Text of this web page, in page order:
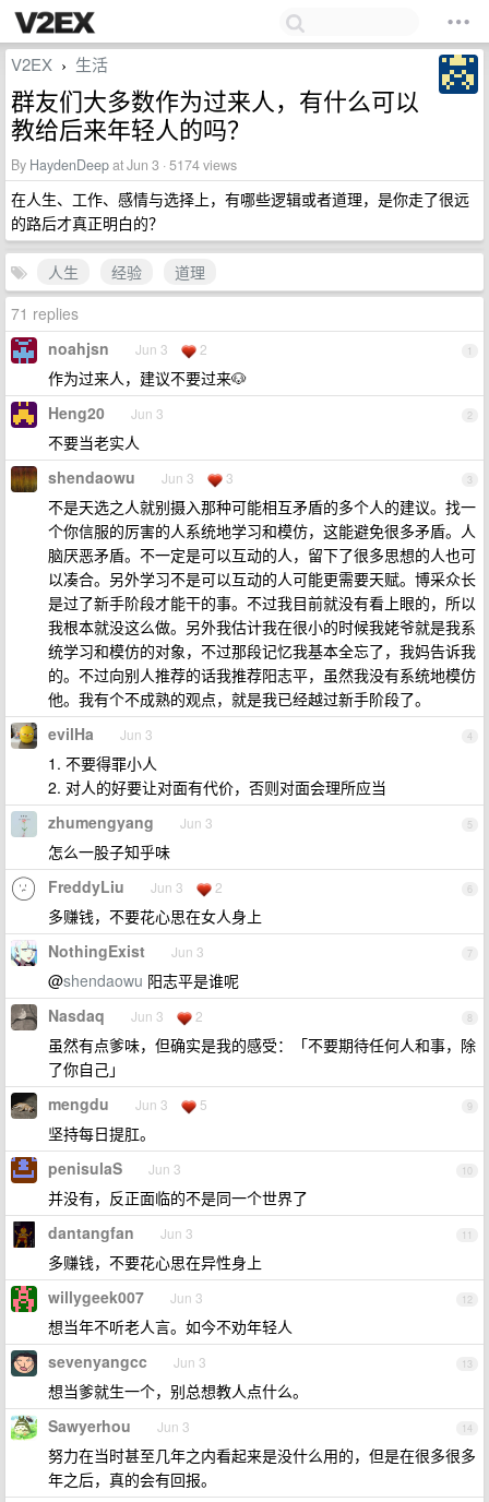
V2EX › 生活
群友们大多数作为过来人，有什么可以
教给后来年轻人的吗？
By HaydenDeepat Jun 3 · 5174 views
在人生、工作、感情与选择上，有哪些逻辑或者道理，是你走了很远
的路后才真正明白的？
人生 经验
道理
71 replies
1
noahjsn Jun 3 2
作为过来人，建议不要过来🐶
2
Heng20 Jun 3
不要当老实人
3
shendaowu Jun 3 3
不是天选之人就别摄入那种可能相互矛盾的多个人的建议。找一
个你信服的厉害的人系统地学习和模仿，这能避免很多矛盾。人
脑厌恶矛盾。不一定是可以互动的人，留下了很多思想的人也可
以凑合。另外学习不是可以互动的人可能更需要天赋。博采众长
是过了新手阶段才能干的事。不过我目前就没有看上眼的，所以
我根本就没这么做。另外我估计我在很小的时候我姥爷就是我系
统学习和模仿的对象，不过那段记忆我基本全忘了，我妈告诉我
的。不过向别人推荐的话我推荐阳志平，虽然我没有系统地模仿
他。我有个不成熟的观点，就是我已经越过新手阶段了。
4
evilHa Jun 3
1. 不要得罪小人
2. 对人的好要让对面有代价，否则对面会理所应当
5
zhumengyang Jun 3
怎么一股子知乎味
6
FreddyLiu Jun 3 2
多赚钱，不要花心思在女人身上
7
NothingExist Jun 3
@shendaowu 阳志平是谁呢
8
Nasdaq Jun 3 2
虽然有点爹味，但确实是我的感受：「不要期待任何人和事，除
了你自己」
9
mengdu Jun 3 5
坚持每日提肛。
10
penisulaS Jun 3
并没有，反正面临的不是同一个世界了
11
dantangfan Jun 3
多赚钱，不要花心思在异性身上
12
willygeek007 Jun 3
想当年不听老人言。如今不劝年轻人
13
sevenyangcc Jun 3
想当爹就生一个，别总想教人点什么。
14
Sawyerhou Jun 3
努力在当时甚至几年之内看起来是没什么用的，但是在很多很多
年之后，真的会有回报。